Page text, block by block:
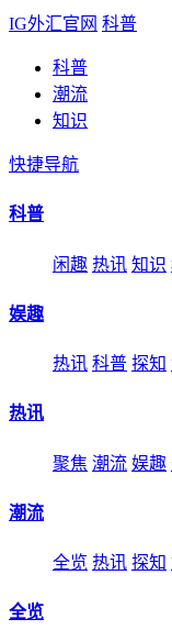
IG外汇官网 科普
科普
潮流
知识
快捷导航
科普
闲趣 热讯 知识
娱趣
热讯 科普 探知
热讯
聚焦 潮流 娱趣
潮流
全览 热讯 探知
全览